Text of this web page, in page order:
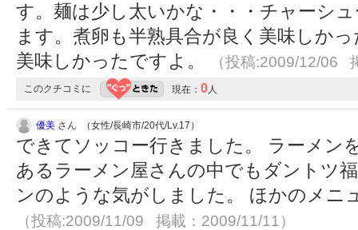
す。麺は少し太いかな・・・チャーシ
ます。煮卵も半熟具合が良く美味しか
美味しかったですよ。
（投稿:2009/12/06
このクチコミに 現在： 0人
優美 さん （女性/長崎市/20代/Lv.17）
できてソッコー行きました。 ラーメン
あるラーメン屋さんの中でもダントツ
ンのような気がしました。 ほかのメニ
（投稿:2009/11/09 掲載：2009/11/11）